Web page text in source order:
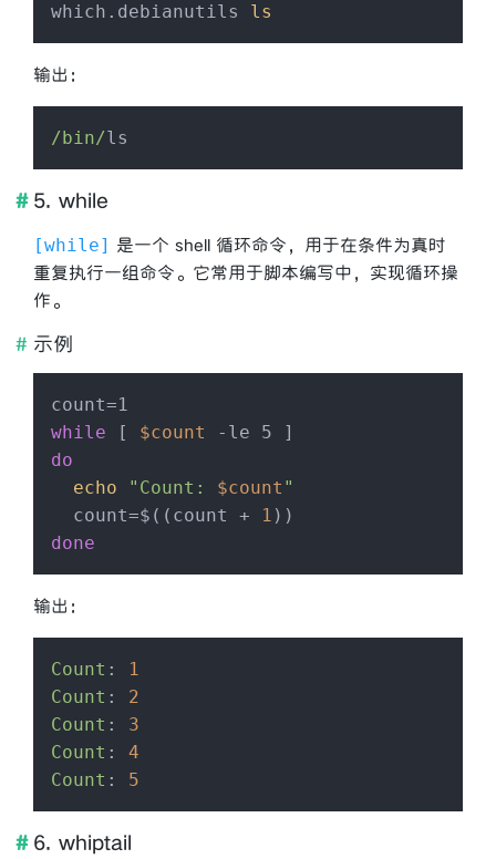
which.debianutils ls
输出：
/bin/
5. while
while
是一个 shell 循环命令，用于在条件为真时
重复执行一组命令。它常用于脚本编写中，实现循环操
作。
示例
while [ $count
do
echo
"Count: $count "
  count=$((count +
1
done
输出：
Count :
1
Count : 2
Count : 3
Count : 4
Count : 5
6. whiptail